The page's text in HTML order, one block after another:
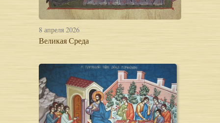
8 апреля 2026
Великая Среда